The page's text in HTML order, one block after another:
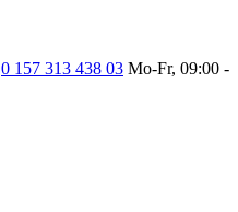
0 157 313 438 03 Mo-Fr, 09:00 -